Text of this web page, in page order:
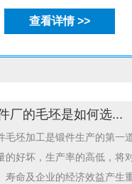
查看详情 >>
厂的毛坯是如何选...
毛坯加工是锻件生产的第一
的好坏，生产率的高低，将
寿命及企业的经济效益产生